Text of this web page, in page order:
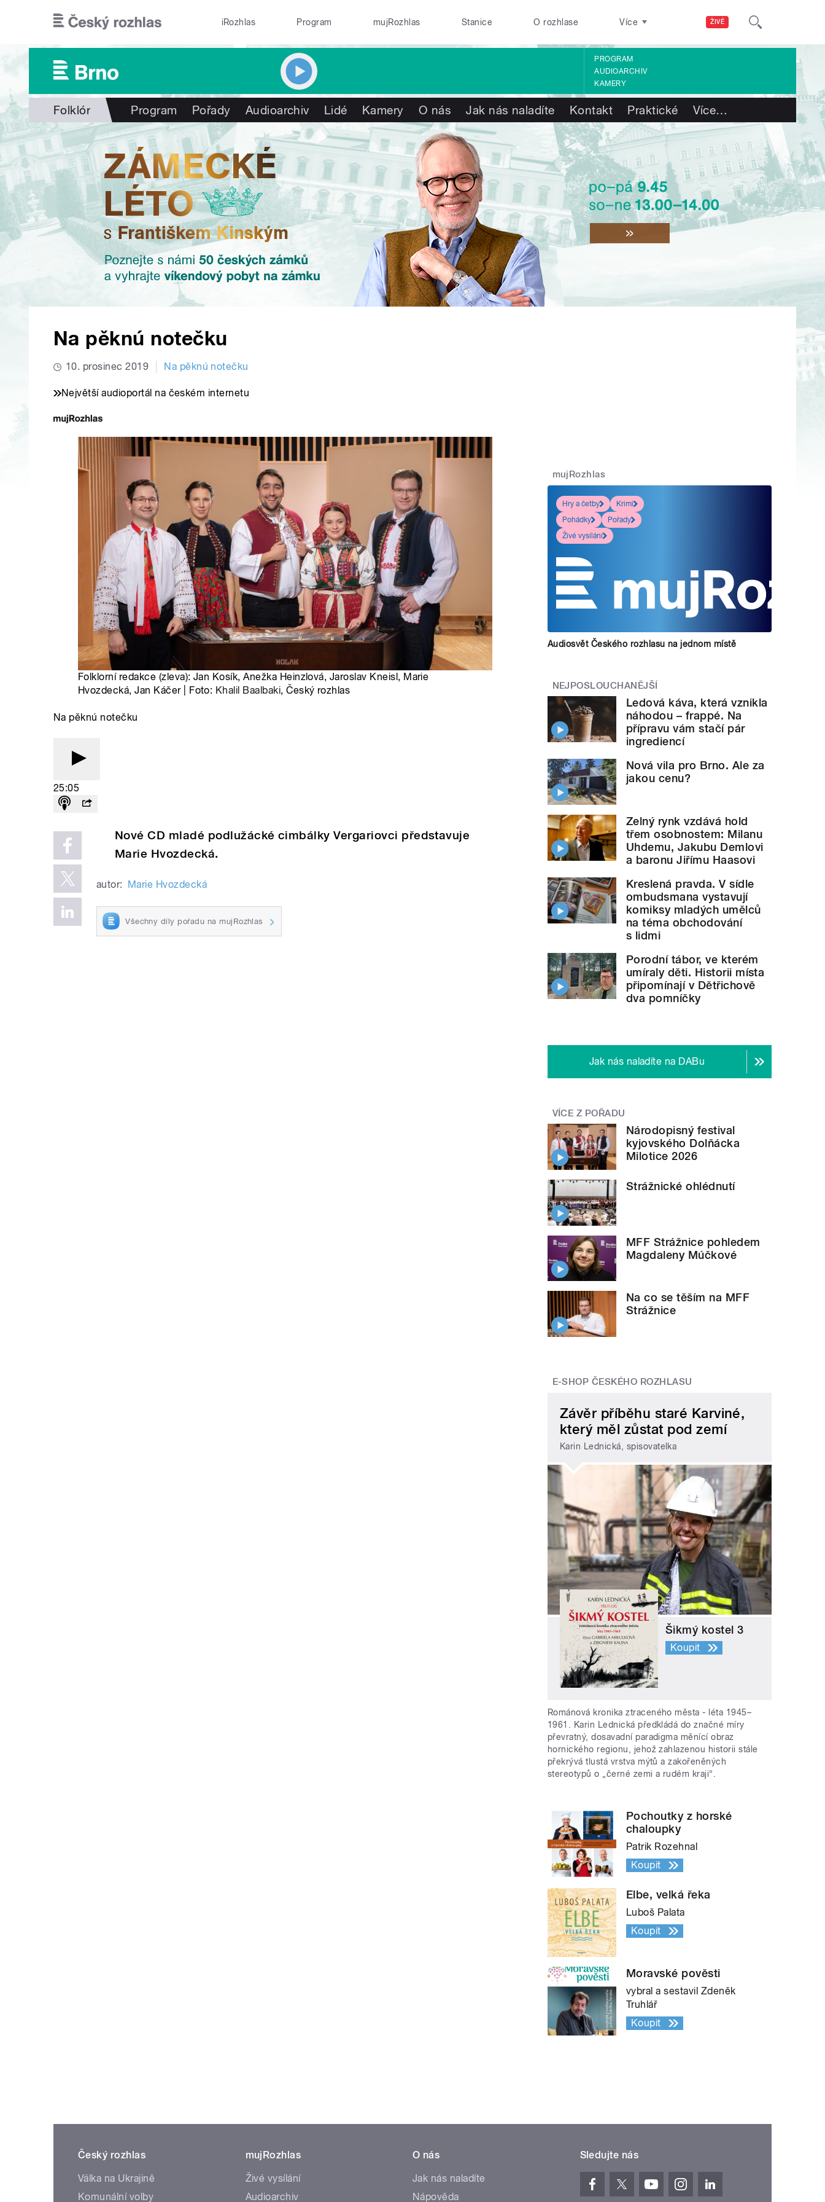
ŽIVĚ
iRozhlas Program mujRozhlas Stanice O rozhlase Více
PROGRAM
AUDIOARCHIV
KAMERY
Folklór Program Pořady Audioarchiv Lidé Kamery O nás Jak nás naladíte Kontakt Praktické Více…
Na pěknú notečku
10. prosinec 2019 Na pěknú notečku
Největší audioportál na českém internetu
Folklorní redakce (zleva): Jan Kosík, Anežka Heinzlová, Jaroslav Kneisl, Marie
Hvozdecká, Jan Káčer | Foto: Khalil Baalbaki, Český rozhlas
Na pěknú notečku
25:05
Nové CD mladé podlužácké cimbálky Vergariovci představuje
Marie Hvozdecká.
autor: Marie Hvozdecká
Všechny díly pořadu na mujRozhlas
mujRozhlas
Hry a četby
Krimi
Pohádky
Pořady
Živé vysílání
Audiosvět Českého rozhlasu na jednom místě
NEJPOSLOUCHANĚJŠÍ
Ledová káva, která vznikla
náhodou – frappé. Na
přípravu vám stačí pár
ingrediencí
Nová vila pro Brno. Ale za
jakou cenu?
Zelný rynk vzdává hold
třem osobnostem: Milanu
Uhdemu, Jakubu Demlovi
a baronu Jiřímu Haasovi
Kreslená pravda. V sídle
ombudsmana vystavují
komiksy mladých umělců
na téma obchodování
s lidmi
Porodní tábor, ve kterém
umíraly děti. Historii místa
připomínají v Dětřichově
dva pomníčky
Jak nás naladíte na DABu
VÍCE Z POŘADU
Národopisný festival
kyjovského Dolňácka
Milotice 2026
Strážnické ohlédnutí
MFF Strážnice pohledem
Magdaleny Múčkové
Na co se těším na MFF
Strážnice
E-SHOP ČESKÉHO ROZHLASU
Závěr příběhu staré Karviné,
který měl zůstat pod zemí
Karin Lednická, spisovatelka
Šikmý kostel 3
Koupit
Románová kronika ztraceného města - léta 1945–
1961. Karin Lednická předkládá do značné míry
převratný, dosavadní paradigma měnící obraz
hornického regionu, jehož zahlazenou historii stále
překrývá tlustá vrstva mýtů a zakořeněných
stereotypů o „černé zemi a rudém kraji“.
Pochoutky z horské
chaloupky
Patrik Rozehnal
Koupit
Elbe, velká řeka
Luboš Palata
Koupit
Moravské pověsti
vybral a sestavil Zdeněk
Truhlář
Koupit
Český rozhlas
Válka na Ukrajině
Komunální volby
mujRozhlas
Živé vysílání
Audioarchiv
O nás
Jak nás naladíte
Nápověda
Sledujte nás